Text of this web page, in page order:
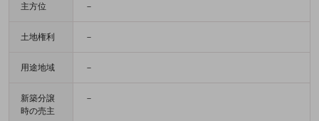
主方位 －
土地権利 －
用途地域 －
新築分譲
時の売主
－